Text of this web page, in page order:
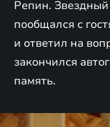
Репин.
пообщался с
и ответил на
закончился
память.